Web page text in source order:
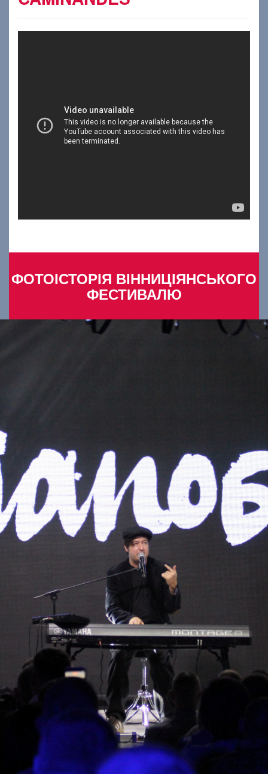
ФОТОІСТОРІЯ ВІННИЦІЯНСЬКОГО
ФЕСТИВАЛЮ